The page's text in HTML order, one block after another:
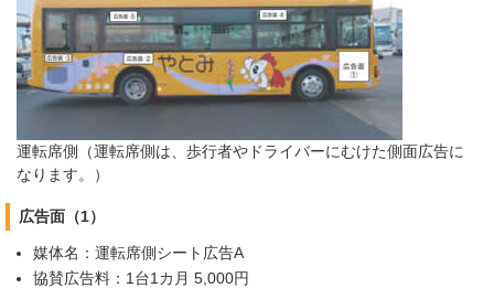
運転席側（運転席側は、歩行者やドライバーにむけた側面広告に
なります。）
広告面（1）
媒体名：運転席側シート広告A
協賛広告料：1台1カ月 5,000円